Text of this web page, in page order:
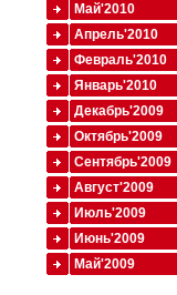
Май'2010
Апрель'2010
Февраль'2010
Январь'2010
Декабрь'2009
Октябрь'2009
Сентябрь'2009
Август'2009
Июль'2009
Июнь'2009
Май'2009